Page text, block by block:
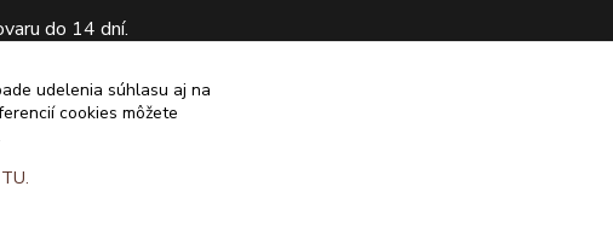
do 14 dní.
udelenia súhlasu aj na
cookies môžete
TU.